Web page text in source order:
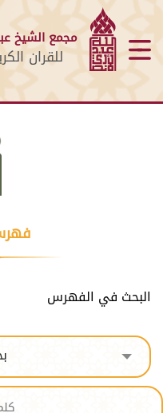
مجمع الشيخ
للقران
البحث في الفهرس